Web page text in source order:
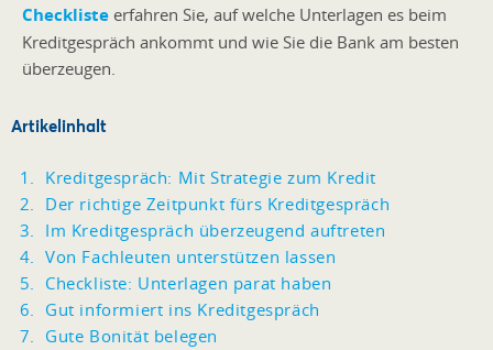
Checkliste erfahren Sie, auf welche Unterlagen es beim
Kreditgespräch ankommt und wie Sie die Bank am besten
überzeugen.
Artikelinhalt
Kreditgespräch: Mit Strategie zum Kredit
Der richtige Zeitpunkt fürs Kreditgespräch
Im Kreditgespräch überzeugend auftreten
Von Fachleuten unterstützen lassen
Checkliste: Unterlagen parat haben
Gut informiert ins Kreditgespräch
Gute Bonität belegen